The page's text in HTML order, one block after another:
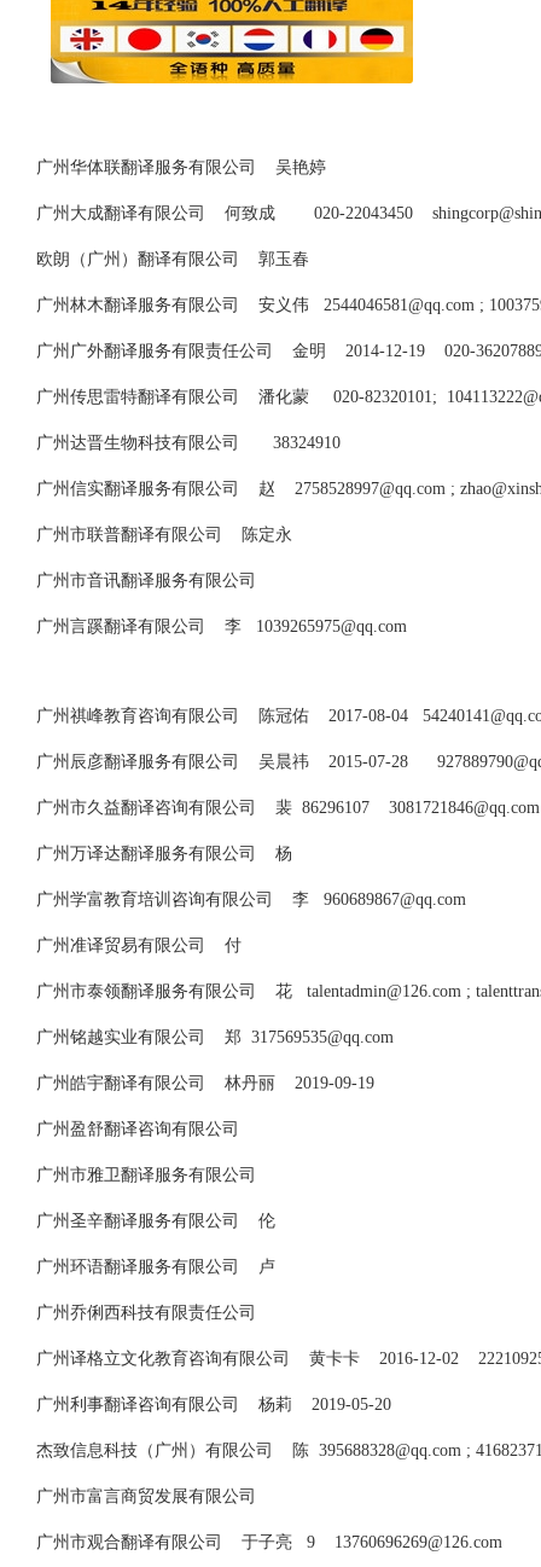
广州华体联翻译服务有限公司 吴艳婷
广州大成翻译有限公司 何致成 020-22043450
欧朗（广州）翻译有限公司 郭玉春
广州林木翻译服务有限公司 安义伟 2544046581@qq.com;
广州广外翻译服务有限责任公司 金明 2014-12-19 020-
广州传思雷特翻译有限公司 潘化蒙 020-82320101;
广州达晋生物科技有限公司 38324910
广州信实翻译服务有限公司 赵 2758528997@qq.com;
广州市联普翻译有限公司 陈定永
广州市音讯翻译服务有限公司
广州言蹊翻译有限公司 李 1039265975@qq.com
广州祺峰教育咨询有限公司 陈冠佑 2017-08-04
广州辰彦翻译服务有限公司 吴晨祎 2015-07-28
广州市久益翻译咨询有限公司 裴 86296107 3081721846@qq.com
广州万译达翻译服务有限公司 杨
广州学富教育培训咨询有限公司 李 960689867@qq.com
广州准译贸易有限公司 付
广州市泰领翻译服务有限公司 花 talentadmin@126.com;
广州铭越实业有限公司 郑 317569535@qq.com
广州皓宇翻译有限公司 林丹丽 2019-09-19
广州盈舒翻译咨询有限公司
广州市雅卫翻译服务有限公司
广州圣辛翻译服务有限公司 伦
广州环语翻译服务有限公司 卢
广州乔俐西科技有限责任公司
广州译格立文化教育咨询有限公司 黄卡卡 2016-12-02
广州利事翻译咨询有限公司 杨莉 2019-05-20
杰致信息科技（广州）有限公司 陈 395688328@qq.com;
广州市富言商贸发展有限公司
广州市观合翻译有限公司 于子亮 9 13760696269@126.com